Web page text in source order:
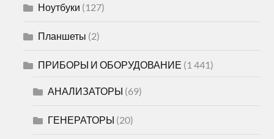
Ноутбуки (127)
Планшеты (2)
ПРИБОРЫ И ОБОРУДОВАНИЕ (1 441)
АНАЛИЗАТОРЫ (69)
ГЕНЕРАТОРЫ (20)